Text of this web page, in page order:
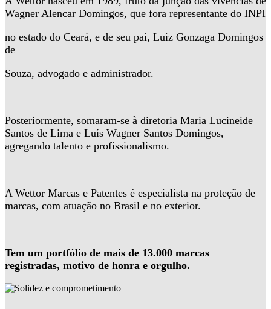
Wagner Alencar Domingos, que fora representante do INPI
no estado do Ceará, e de seu pai, Luiz Gonzaga Domingos
de
Souza, advogado e administrador.
Posteriormente, somaram-se à diretoria Maria Lucineide
Santos de Lima e Luís Wagner Santos Domingos,
agregando talento e profissionalismo.
A Wettor Marcas e Patentes é especialista na proteção de
marcas, com atuação no Brasil e no exterior.
Tem um portfólio de mais de 13.000 marcas
registradas, motivo de honra e orgulho.